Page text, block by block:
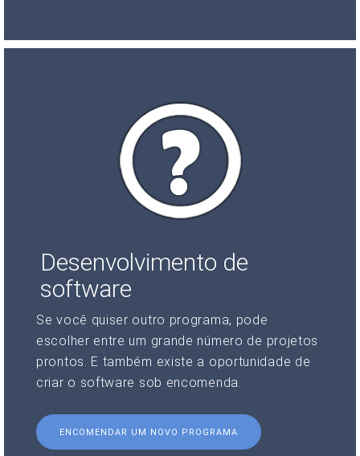
Desenvolvimento de
software
Se você quiser outro programa, pode
escolher entre um grande número de projetos
prontos. E também existe a oportunidade de
criar o software sob encomenda.
ENCOMENDAR UM NOVO PROGRAMA